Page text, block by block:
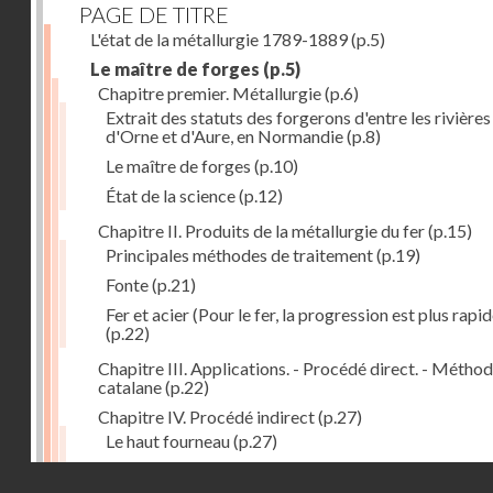
PAGE DE TITRE
L'état de la métallurgie 1789-1889(p.5)
Le maître de forges (p.5)
Chapitre premier. Métallurgie(p.6)
Extrait des statuts des forgerons d'entre les rivières
d'Orne et d'Aure, en Normandie(p.8)
Le maître de forges (p.10)
État de la science(p.12)
Chapitre II. Produits de la métallurgie du fer(p.15)
Principales méthodes de traitement(p.19)
Fonte(p.21)
Fer et acier (Pour le fer, la progression est plus
(p.22)
Chapitre III. Applications. - Procédé direct. -
catalane(p.22)
Chapitre IV. Procédé indirect(p.27)
Le haut fourneau(p.27)